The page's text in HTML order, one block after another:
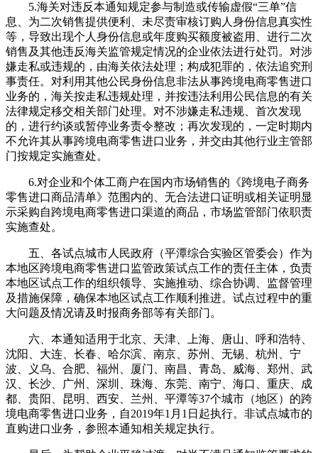
5.海关对违反本通知规定参与制造或传输虚假“三单”信
息、为二次销售提供便利、未尽责审核订购人身份信息真实性
等，导致出现个人身份信息或年度购买额度被盗用、进行二次
销售及其他违反海关监管规定情况的企业依法进行处罚。对涉
嫌走私或违规的，由海关依法处理；构成犯罪的，依法追究刑
事责任。对利用其他公民身份信息非法从事跨境电商零售进口
业务的，海关按走私违规处理，并按违法利用公民信息的有关
法律规定移交相关部门处理。对不涉嫌走私违规、首次发现
的，进行约谈或暂停业务责令整改；再次发现的，一定时期内
不允许其从事跨境电商零售进口业务，并交由其他行业主管部
门按规定实施查处。
6.对企业和个体工商户在国内市场销售的《跨境电子商务
零售进口商品清单》范围内的、无合法进口证明或相关证明显
示采购自跨境电商零售进口渠道的商品，市场监管部门依职责
实施查处。
五、各试点城市人民政府（平潭综合实验区管委会）作为
本地区跨境电商零售进口监管政策试点工作的责任主体，负责
本地区试点工作的组织领导、实施推动、综合协调、监督管理
及措施保障，确保本地区试点工作顺利推进。试点过程中的重
大问题及情况请及时报商务部等有关部门。
六、本通知适用于北京、天津、上海、唐山、呼和浩特、
沈阳、大连、长春、哈尔滨、南京、苏州、无锡、杭州、宁
波、义乌、合肥、福州、厦门、南昌、青岛、威海、郑州、武
汉、长沙、广州、深圳、珠海、东莞、南宁、海口、重庆、成
都、贵阳、昆明、西安、兰州、平潭等37个城市（地区）的跨
境电商零售进口业务，自2019年1月1日起执行。非试点城市的
直购进口业务，参照本通知相关规定执行。